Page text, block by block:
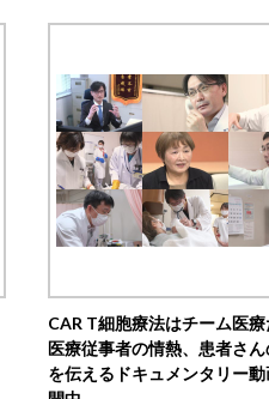
CAR T細胞療法はチーム医
医療従事者の情熱、患者さ
を伝えるドキュメンタリー